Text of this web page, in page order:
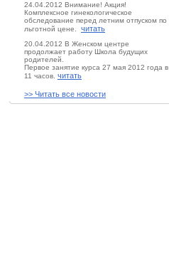
24.04.2012 Внимание! Акция!
Комплексное гинекологическое
обследование перед летним отпуском по
льготной цене. читать
20.04.2012 В Женском центре
продолжает работу Школа будущих
родителей.
Первое занятие курса 27 мая 2012 года в
11 часов. читать
>> Читать все новости